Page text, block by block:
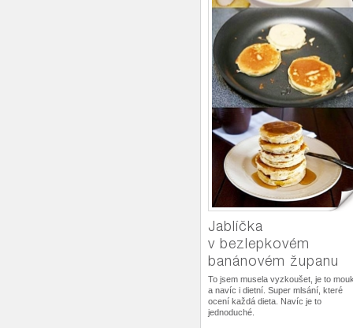
Jablíčka
v bezlepkovém
banánovém županu
To jsem musela vyzkoušet, je to
a navíc i dietní. Super mlsání, které
ocení každá dieta. Navíc je to
jednoduché.